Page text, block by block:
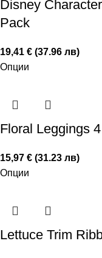
Disney
Pack
19,41 € (37.96 лв)
Опции
Floral Leggings
15,97 € (31.23 лв)
Опции
Lettuce Trim